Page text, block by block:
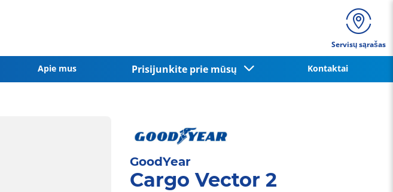
Servisų sąrašas
Apie mus Prisijunkite prie mūsų Kontaktai
GoodYear
Cargo Vector 2